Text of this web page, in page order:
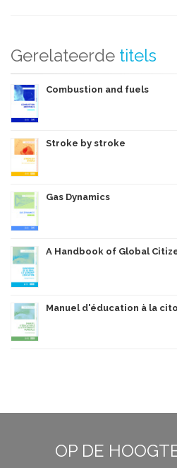
Gerelateerde titels
Combustion and fuels
Stroke by stroke
Gas Dynamics
A Handbook of Global
Manuel d'éducation à la
OP DE